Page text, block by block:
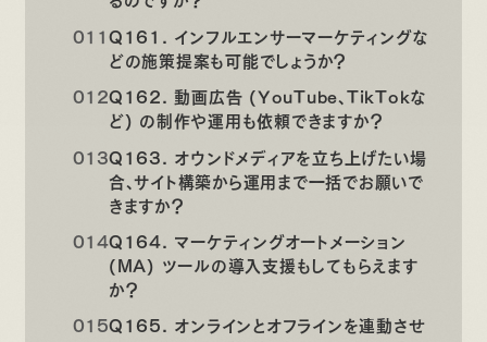
Q161. インフルエンサーマーケティングな
どの施策提案も可能でしょうか？
Q162. 動画広告 (YouTube、TikTokな
ど) の制作や運用も依頼できますか？
Q163. オウンドメディアを立ち上げたい場
合、サイト構築から運用まで一括でお願いで
きますか？
Q164. マーケティングオートメーション
(MA) ツールの導入支援もしてもらえます
か？
Q165. オンラインとオフラインを連動させ